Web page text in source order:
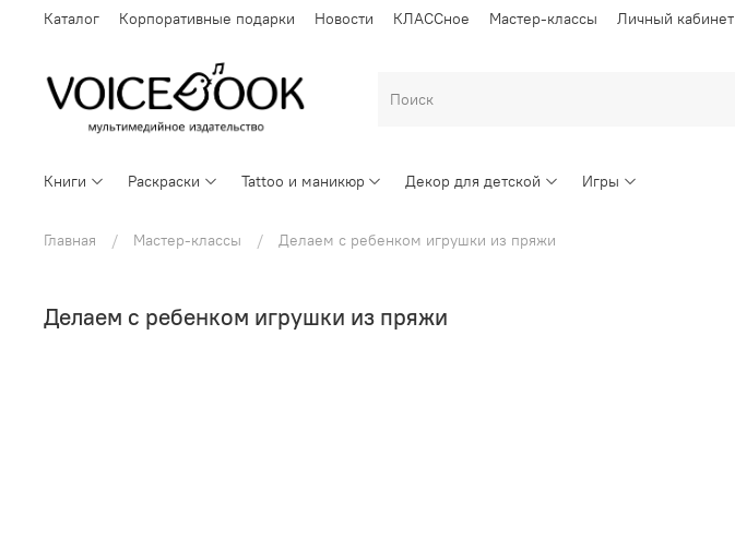
Каталог Корпоративные подарки Новости КЛАССное Мастер-классы Личный кабинет
Книги Раскраски Tattoo и маникюр Декор для детской Игры
Главная Мастер-классы Делаем с ребенком игрушки из пряжи
Делаем с ребенком игрушки из пряжи